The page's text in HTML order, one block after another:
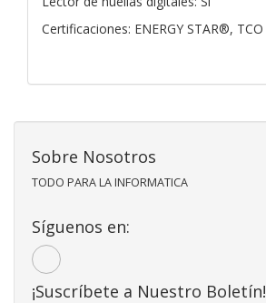
Certificaciones: ENERGY STAR®, TCO
Sobre Nosotros
TODO PARA LA INFORMATICA
Síguenos en:
¡Suscríbete a Nuestro Boletín!